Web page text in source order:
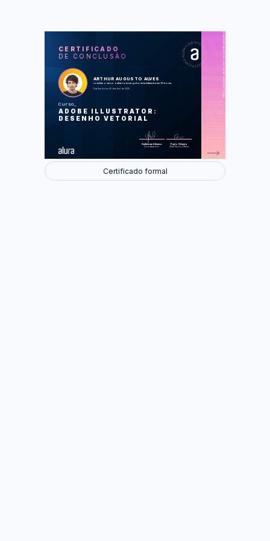
CERTIFICADO
DE CONCLUSÃO
ARTHUR AUGUSTO ALVES
concluiu o curso online com carga horária estimada em 10 horas.
Finalizado em 20 de abril de 2020
Curso
ADOBE ILLUSTRATOR:
DESENHO VETORIAL
Guilherme Silveira
Coordenador
Paulo Silveira
Chief Vision Officer
https://cursos.alura.com.br/certificate/afcda7b9-d44e-442b-aef2-ad94a1b40461
LAS
Começando com Illustrator
Ferramentas principais
Elementos finais e refinamento
Salvando e exportando
Certificado formal